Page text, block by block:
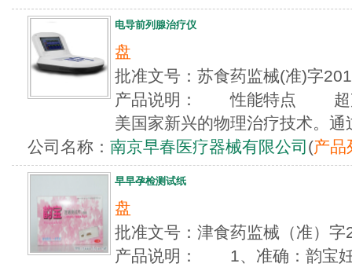
电导前列腺治疗仪
盘
批准文号：苏食药监械(准)
产品说明： 性能特点 超声
美国家新兴的物理治疗技术。通
公司名称： 南京早春医疗器械有限公司 (产品
早早孕检测试纸
盘
批准文号：津食药监械（准
产品说明： 1、准确：韵宝妊